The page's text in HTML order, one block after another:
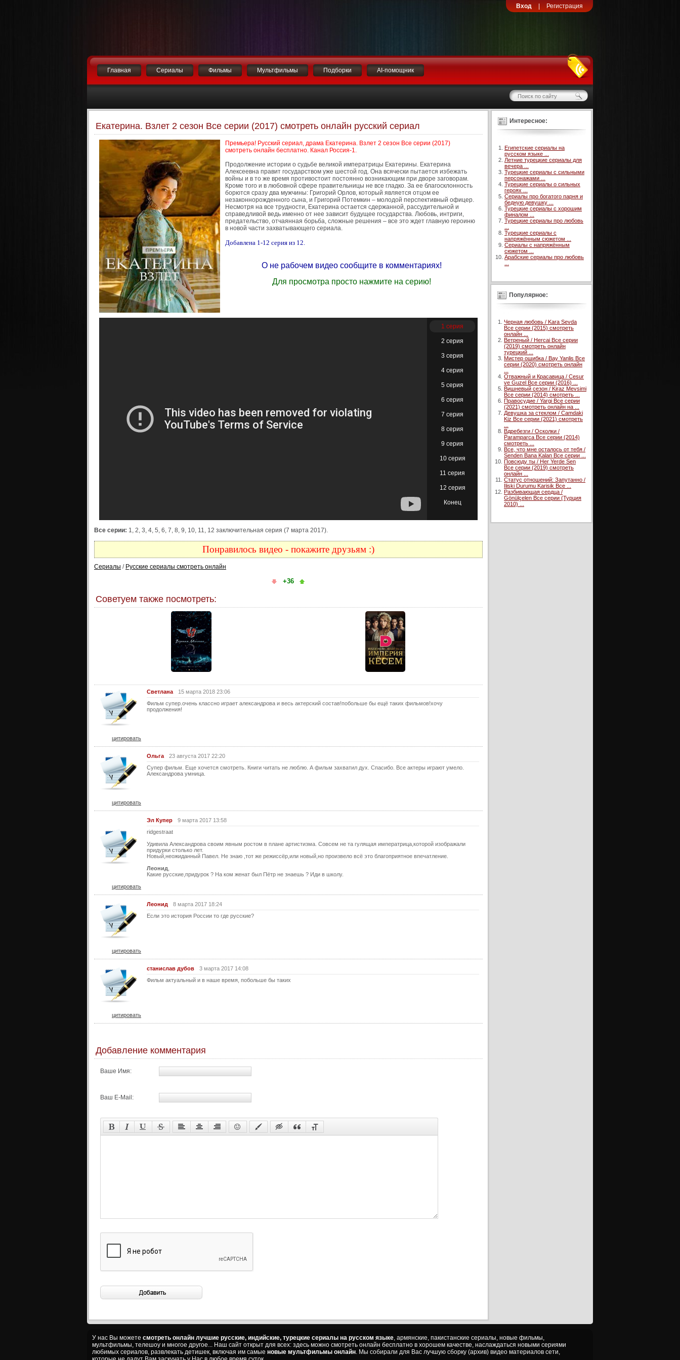
Вход Регистрация
Главная Сериалы Фильмы Мультфильмы Подборки AI-помощник
Екатерина. Взлет 2 сезон Все серии (2017) смотреть онлайн русский сериал
Премьера! Русский сериал, драма Екатерина. Взлет 2 сезон Все серии (2017)
смотреть онлайн бесплатно. Канал Россия-1.
Продолжение истории о судьбе великой императрицы Екатерины. Екатерина
Алексеевна правит государством уже шестой год. Она всячески пытается избежать
войны и в то же время противостоит постоянно возникающим при дворе заговорам.
Кроме того и в любовной сфере правительницы не все гладко. За ее благосклонность
борются сразу два мужчины: Григорий Орлов, который является отцом ее
незаконнорожденного сына, и Григорий Потемкин – молодой перспективный офицер.
Несмотря на все трудности, Екатерина остается сдержанной, рассудительной и
справедливой ведь именно от нее зависит будущее государства. Любовь, интриги,
предательство, отчаянная борьба, сложные решения – все это ждет главную героиню
в новой части захватывающего сериала.
Добавлена 1-12 серия из 12.
О не рабочем видео сообщите в комментариях!
Для просмотра просто нажмите на серию!
1 серия
2 серия
3 серия
4 серия
5 серия
6 серия
7 серия
8 серия
9 серия
10 серия
11 серия
12 серия
Конец
Все серии: 1, 2, 3, 4, 5, 6, 7, 8, 9, 10, 11, 12 заключительная серия (7 марта 2017).
Понравилось видео - покажите друзьям :)
Сериалы / Русские сериалы смотреть онлайн
+36
Советуем также посмотреть:
Светлана
15 марта 2018 23:06
Фильм супер.очень классно играет александрова и весь актерский состав!побольше бы ещё таких фильмов!хочу
продолжения!
цитировать
Ольга
23 августа 2017 22:20
Супер фильм. Еще хочется смотреть. Книги читать не люблю. А фильм захватил дух. Спасибо. Все актеры играют умело.
Александрова умница.
цитировать
Эл Купер
9 марта 2017 13:58
ridgestraat
Удивила Александрова своим явным ростом в плане артистизма. Совсем не та гулящая императрица,которой изображали
придурки столько лет.
Новый,неожиданный Павел. Не знаю ,тот же режиссёр,или новый,но произвело всё это благоприятное впечатление.
Леонид
Какие русские,придурок ? На ком женат был Пётр не знаешь ? Иди в школу.
цитировать
Леонид
8 марта 2017 18:24
Если это история России то где русские?
цитировать
станислав дубов
3 марта 2017 14:08
Фильм актуальный и в наше время, побольше бы таких
цитировать
Добавление комментария
Ваше Имя:
Ваш E-Mail:
Интересное:
Египетские сериалы на
русском языке ...
Летние турецкие сериалы для
вечера ...
Турецкие сериалы с сильными
персонажами ...
Турецкие сериалы о сильных
героях ...
Сериалы про богатого парня и
бедную девушку ...
Турецкие сериалы с хорошим
финалом ...
Турецкие сериалы про любовь
Турецкие сериалы с
напряжённым сюжетом ...
Сериалы с напряжённым
сюжетом ...
Арабские сериалы про любовь
Популярное:
Черная любовь / Kara Sevda
Все серии (2015) смотреть
онлайн ...
Ветреный / Hercai Все серии
(2019) смотреть онлайн
турецкий ...
Мистер ошибка / Bay Yanlis Все
серии (2020) смотреть онлайн
Отважный и Красавица / Cesur
ve Guzel Все серии (2016) ...
Вишневый сезон / Kiraz Mevsimi
Все серии (2014) смотреть ...
Правосудие / Yargi Все серии
(2021) смотреть онлайн на ...
Девушка за стеклом / Camdaki
Kiz Все серии (2021) смотреть
Вдребезги / Осколки /
Paramparca Все серии (2014)
смотреть ...
Все, что мне осталось от тебя /
Senden Bana Kalan Все серии ...
Повсюду ты / Her Yerde Sen
Все серии (2019) смотреть
онлайн ...
Статус отношений: Запутанно /
Iliski Durumu Karisik Все ...
Разбивающая сердца /
Gönülçelen Все серии (Турция
2010) ...
У нас Вы можете смотреть онлайн лучшие русские, индийские, турецкие сериалы на русском языке, армянские, пакистанские сериалы, новые фильмы,
мультфильмы, телешоу и многое другое... Наш сайт открыт для всех: здесь можно смотреть онлайн бесплатно в хорошем качестве, наслаждаться новыми сериями
любимых сериалов, развлекать детишек, включая им самые новые мультфильмы онлайн. Мы собирали для Вас лучшую сборку (архив) видео материалов сети,